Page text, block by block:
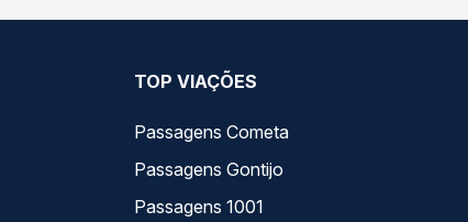
TOP VIAÇÕES
Passagens Cometa
Passagens Gontijo
Passagens 1001